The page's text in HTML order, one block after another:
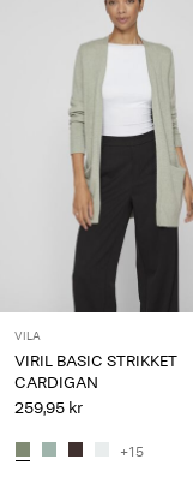
VILA
VIRIL BASIC STRIKKET
CARDIGAN
259,95 kr
+15